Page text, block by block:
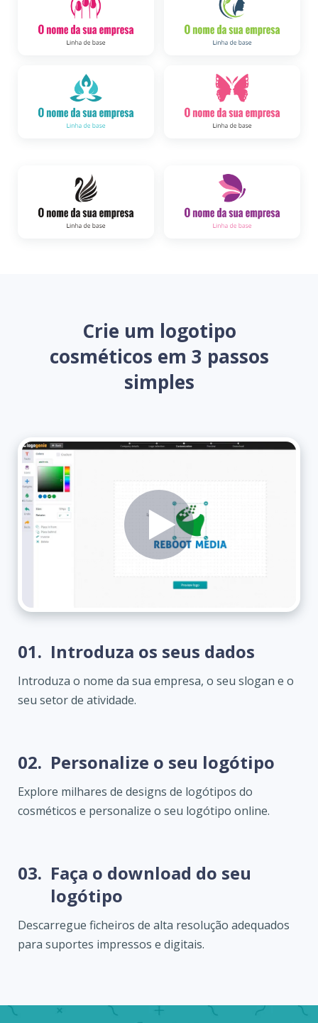
Crie um logotipo
cosméticos em 3 passos
simples
01. Introduza os seus dados
Introduza o nome da sua empresa, o seu slogan e o
seu setor de atividade.
02. Personalize o seu logótipo
Explore milhares de designs de logótipos do
cosméticos e personalize o seu logótipo online.
03. Faça o download do seu
logótipo
Descarregue ficheiros de alta resolução adequados
para suportes impressos e digitais.